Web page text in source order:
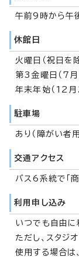
午前9時から午
休館日
火曜日（祝日を
第3金曜日（7月
年末年始（12
駐車場
あり（障がい者
交通アクセス
バス6系統で「
利用申し込み
いつでも自由に
ただし、スタジ
使用する場合は